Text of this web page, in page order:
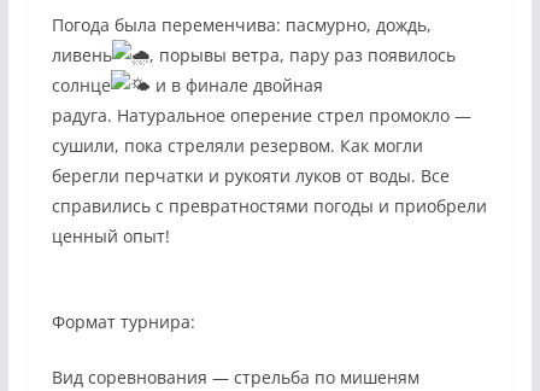
Погода была переменчива: пасмурно, дождь,
ливень
, порывы ветра, пару раз появилось
солнце
и в финале двойная
радуга. Натуральное оперение стрел промокло —
сушили, пока стреляли резервом. Как могли
берегли перчатки и рукояти луков от воды. Все
справились с превратностями погоды и приобрели
ценный опыт!
Формат турнира:
Вид соревнования — стрельба по мишеням